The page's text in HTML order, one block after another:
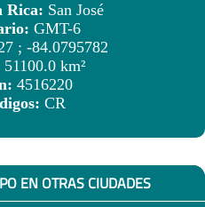
Rica: San José
GMT-6
; -84.0795782
51100.0 km²
4516220
CR
EN OTRAS CIUDADES